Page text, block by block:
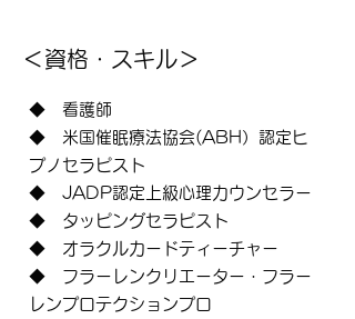
​＜資格・スキル＞
◆ 看護師
◆ 米国催眠療法協会(ABH）認定ヒ
プノセラピスト
◆ JADP認定上級心理カウンセラー
◆ タッピングセラピスト
◆ オラクルカードティーチャー
◆ フラーレンクリエーター・フラー
レンプロテクションプロ